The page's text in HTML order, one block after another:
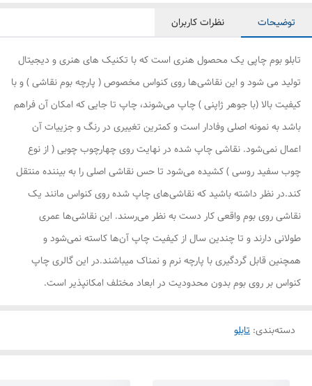
توضیحات نظرات کاربران
تابلو بوم چاپی یک محصول هنری است که با تکنیک های هنری و دیجیتال
تولید می شود و این نقاشی‌ها روی کنواس مخصوص ( پارچه بوم نقاشی ) و با
کیفیت بالا (با جوهر ژاپنی ) چاپ می‌شوند، چاپ تا جایی که امکان آن فراهم
باشد به نمونه اصلی وفادار است و کمترین تغییری در رنگ و جزییات آن
اعمال نمی‌شود. نقاشی چاپ شده در نهایت روی چهارچوب چوبی ( از نوع
چوب سفید روسی ) کشیده می‌شود تا حس نقاشی اصلی را به بیننده منتقل
کند.در نظر داشته باشید که نقاشی‌های چاپ شده روی کنواس مانند یک
نقاشی روی بوم واقعی کار دست به نظر می‌رسند. این نقاشی‌ها عمری
طولانی دارند و تا چندین سال از کیفیت چاپ آن‌ها کاسته نمی‌شود و
همچنین قابل گردگیری با پارچه نرم و نمناک میباشند.در این گالری چاپ
کنواس بر روی بوم بدون محدودیت در ابعاد مختلف امکانپذیر است.
دسته‌بندی: تابلو